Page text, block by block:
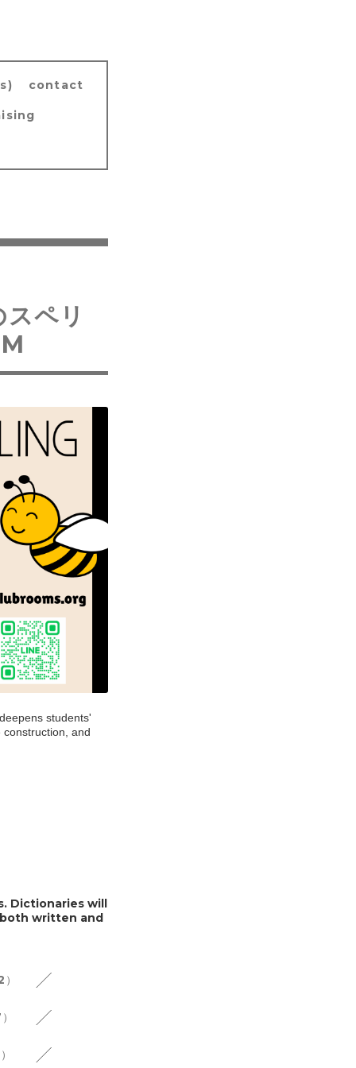
contact
ペリ
students'
and
Dictionaries will
written and